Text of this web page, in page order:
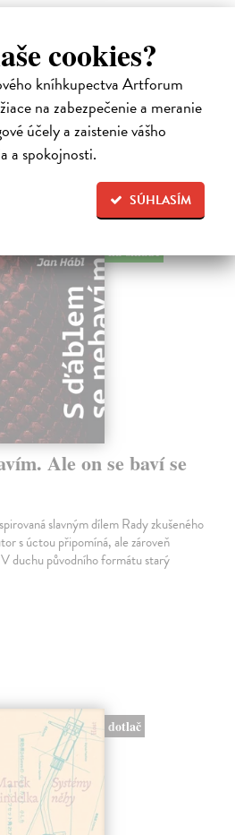
cookies?
kníhkupectva Artforum
na zabezpečenie a meranie
účely a zaistenie vášho
a spokojnosti.
SÚHLASÍM
ze čtyř románů Milana Kundery
v českém překladu Anny
románů v českém jazyce se
na sklade
Ale on se baví se
slavným dílem Rady zkušeného
s úctou připomíná, ale zároveň
duchu původního formátu starý
dotlač